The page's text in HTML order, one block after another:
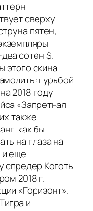
сверху
пятен,
сотен $.
этого скина
гурьбой
2018 году
«Запретная
также
как бы
на глаза на
и еще
спредер Коготь
2018 г.
«Горизонт».
и